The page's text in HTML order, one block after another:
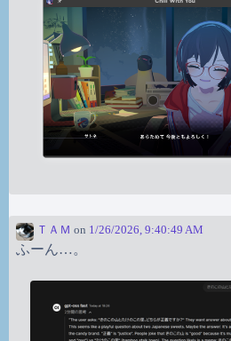
ＴＡＭ on 1/26/2026, 9:40:49 AM
ふーん…。